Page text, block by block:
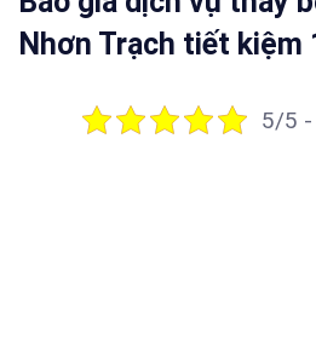
Nhơn Trạch tiết kiệm
5/5 -